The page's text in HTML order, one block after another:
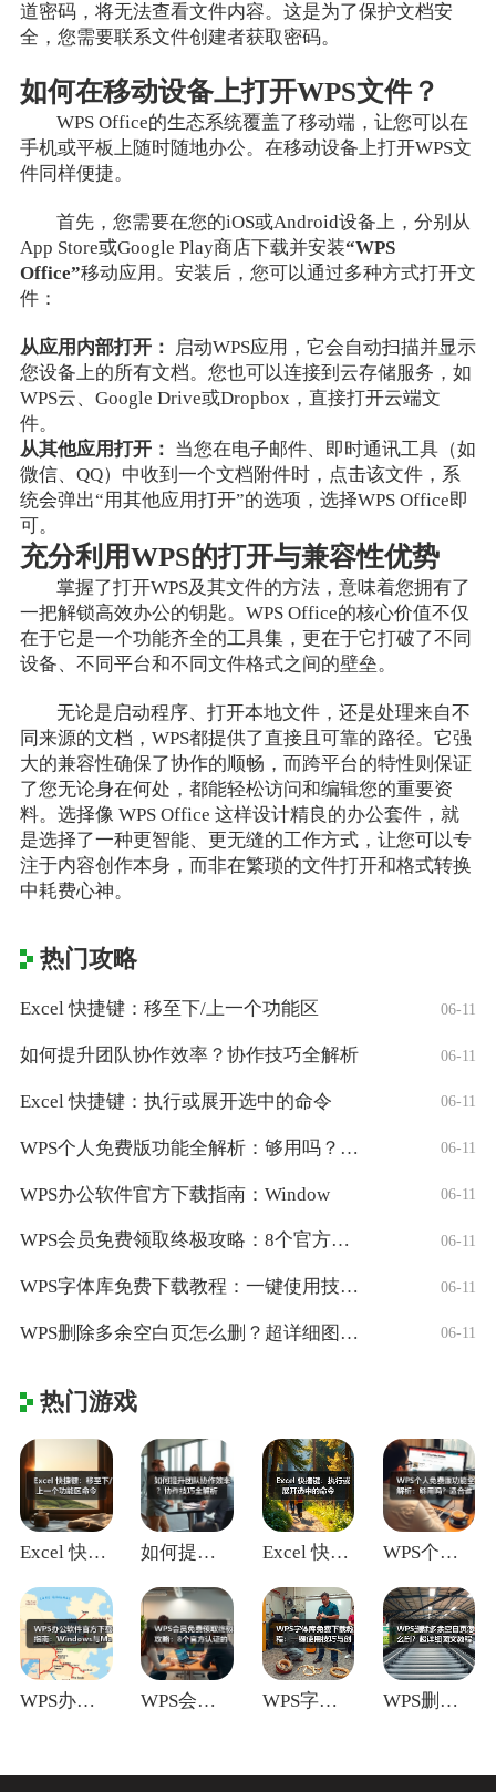
道密码，将无法查看文件内容。这是为了保护文档安
全，您需要联系文件创建者获取密码。
如何在移动设备上打开WPS文件？
WPS Office的生态系统覆盖了移动端，让您可以在
手机或平板上随时随地办公。在移动设备上打开WPS文
件同样便捷。
首先，您需要在您的iOS或Android设备上，分别从
App Store或Google Play商店下载并安装“WPS
Office”移动应用。安装后，您可以通过多种方式打开文
件：
从应用内部打开：
启动WPS应用，它会自动扫描并显示
您设备上的所有文档。您也可以连接到云存储服务，如
WPS云、Google Drive或Dropbox，直接打开云端文
件。
从其他应用打开： 当您在电子邮件、即时通讯工具（如
微信、QQ）中收到一个文档附件时，点击该文件，系
统会弹出“用其他应用打开”的选项，选择WPS Office即
可。
充分利用WPS的打开与兼容性优势
掌握了打开WPS及其文件的方法，意味着您拥有了
一把解锁高效办公的钥匙。WPS Office的核心价值不仅
在于它是一个功能齐全的工具集，更在于它打破了不同
设备、不同平台和不同文件格式之间的壁垒。
无论是启动程序、打开本地文件，还是处理来自不
同来源的文档，WPS都提供了直接且可靠的路径。它强
大的兼容性确保了协作的顺畅，而跨平台的特性则保证
了您无论身在何处，都能轻松访问和编辑您的重要资
料。选择像 WPS Office 这样设计精良的办公套件，就
是选择了一种更智能、更无缝的工作方式，让您可以专
注于内容创作本身，而非在繁琐的文件打开和格式转换
中耗费心神。
热门攻略
Excel 快捷键：移至下/上一个功能区 06-11
如何提升团队协作效率？协作技巧全解析 06-11
Excel 快捷键：执行或展开选中的命令 06-11
WPS个人免费版功能全解析：够用吗？适合 06-11
WPS办公软件官方下载指南：Window 06-11
WPS会员免费领取终极攻略：8个官方认证 06-11
WPS字体库免费下载教程：一键使用技巧与 06-11
WPS删除多余空白页怎么删？超详细图文教 06-11
热门游戏
Excel 快捷键：移至下/上一个功能区 如何提升团队协作效率？协作技巧全解析 Excel 快捷键：执行或展开选中的命令 WPS个人免费版功能全解析：够用吗？适合
WPS办公软件官方下载指南：Window WPS会员免费领取终极攻略：8个官方认证 WPS字体库免费下载教程：一键使用技巧与 WPS删除多余空白页怎么删？超详细图文教